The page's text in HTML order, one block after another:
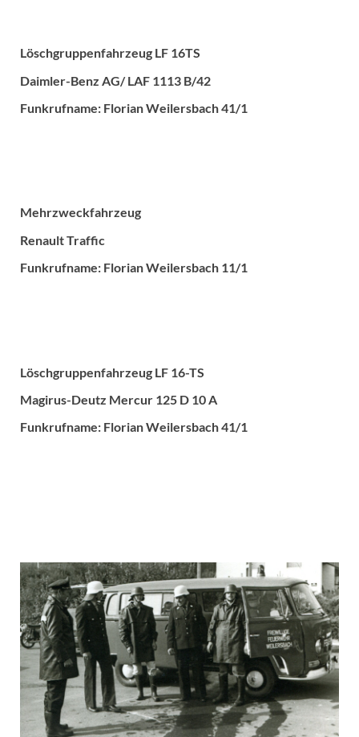
Löschgruppenfahrzeug LF 16TS
Daimler-Benz AG/ LAF 1113 B/42
Funkrufname: Florian Weilersbach 41/1
Mehrzweckfahrzeug
Renault Traffic
Funkrufname: Florian Weilersbach 11/1
Löschgruppenfahrzeug LF 16-TS
Magirus-Deutz Mercur 125 D 10 A
Funkrufname: Florian Weilersbach 41/1